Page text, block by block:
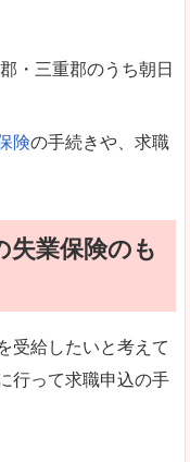
・三重郡のうち朝日
険の手続きや、求職
失業保険のも
受給したいと考えて
行って求職申込の手